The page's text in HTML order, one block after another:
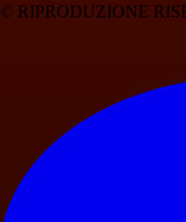
© RIPRODUZIONE